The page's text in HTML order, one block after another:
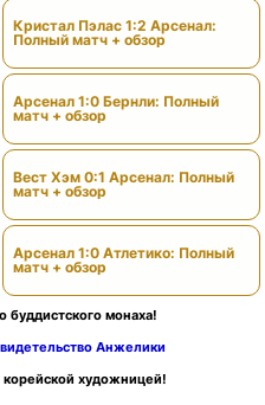
Кристал Пэлас 1:2 Арсенал:
Полный матч + обзор
Арсенал 1:0 Бернли: Полный
матч + обзор
Вест Хэм 0:1 Арсенал: Полный
матч + обзор
Арсенал 1:0 Атлетико: Полный
матч + обзор
буддистского монаха!
Анжелики
корейской художницей!